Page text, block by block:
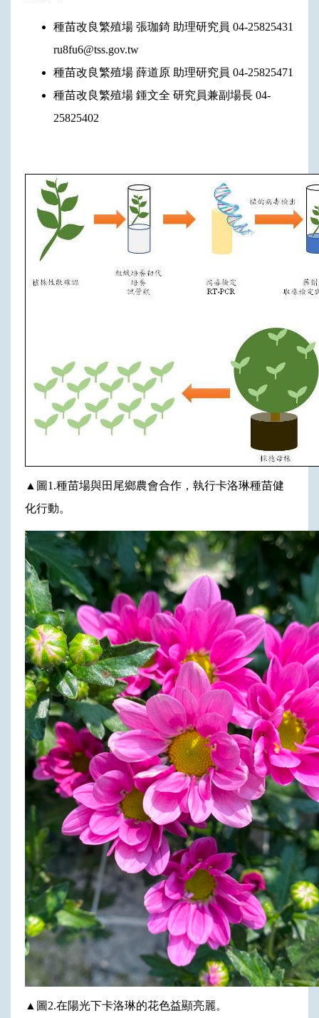
種苗改良繁殖場 張珈錡 助理研究員 04-25825431
ru8fu6@tss.gov.tw
種苗改良繁殖場 薛道原 助理研究員 04-25825471
種苗改良繁殖場 鍾文全 研究員兼副場長 04-
25825402
▲ 圖1.種苗場與田尾鄉農會合作，執行卡洛琳種苗健
化行動。
▲ 圖2.在陽光下卡洛琳的花色益顯亮麗。